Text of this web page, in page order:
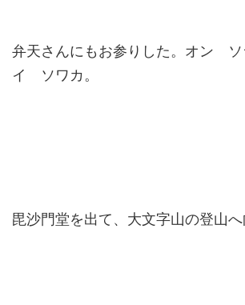
弁天さんにもお参りした。オン ソ
イ ソワカ。
毘沙門堂を出て、大文字山の登山へ